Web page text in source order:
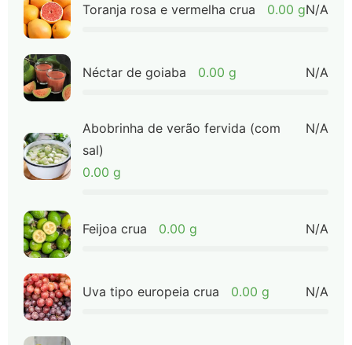
Toranja rosa e vermelha crua 0.00 gN/A
Néctar de goiaba 0.00 g N/A
Abobrinha de verão fervida (com
sal)
0.00 g
N/A
Feijoa crua 0.00 g N/A
Uva tipo europeia crua 0.00 g N/A